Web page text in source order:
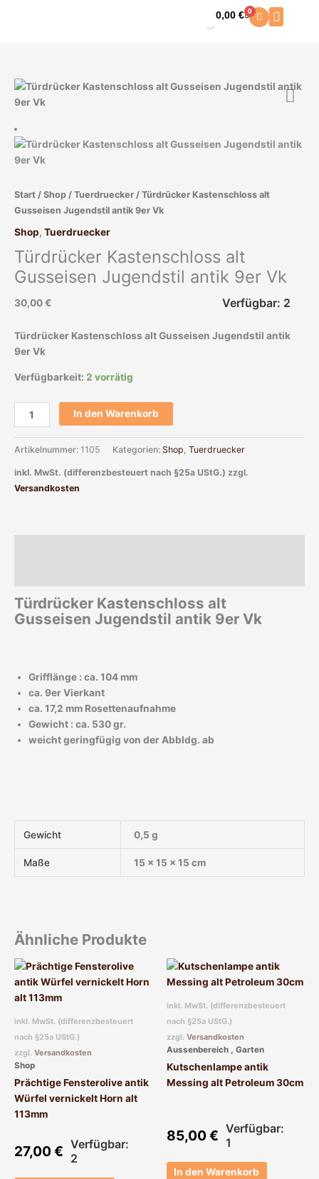
0,00€ 0
Warenkorb
Start / Shop / Tuerdruecker / Türdrücker Kastenschloss alt
Gusseisen Jugendstil antik 9er Vk
Shop, Tuerdruecker
Türdrücker Kastenschloss alt
Gusseisen Jugendstil antik 9er Vk
30,00€ Verfügbar: 2
Türdrücker Kastenschloss alt Gusseisen Jugendstil antik
9er Vk
Verfügbarkeit: 2 vorrätig
Türdrücker
Kastenschloss
Gusseisen
Jugendstil
antik
Vk
Menge
In den Warenkorb
Artikelnummer: 1105 Kategorien: Shop Tuerdruecker
inkl. MwSt. (differenzbesteuert nach §25a UStG.) zzgl.
Versandkosten
Türdrücker Kastenschloss alt
Gusseisen Jugendstil antik 9er Vk
Grifflänge : ca. 104 mm
ca. 9er Vierkant
ca. 17,2 mm Rosettenaufnahme
Gewicht : ca. 530 gr.
weicht geringfügig von der Abbldg. ab
Gewicht 0,5 g
Maße 15 × 15 × 15 cm
Ähnliche Produkte
inkl. MwSt. (differenzbesteuert
nach §25a UStG.)
zzgl. Versandkosten
Shop
Prächtige Fensterolive antik
Würfel vernickelt Horn alt
113mm
27,00€ Verfügbar:
2
inkl. MwSt. (differenzbesteuert
nach §25a UStG.)
zzgl. Versandkosten
Aussenbereich , Garten
Kutschenlampe antik
Messing alt Petroleum 30cm
85,00€ Verfügbar:
1
In den Warenkorb